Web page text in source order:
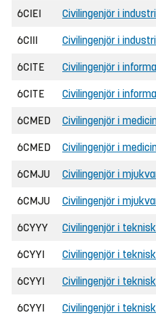
6CIEI Civilingenjör i
6CIII Civilingenjör i
6CITE Civilingenjör i
6CITE Civilingenjör i
6CMED Civilingenjör i
6CMED Civilingenjör i
6CMJU Civilingenjör i
6CMJU Civilingenjör i
6CYYY Civilingenjör i
6CYYI Civilingenjör i
6CYYI Civilingenjör i
6CYYI Civilingenjör i